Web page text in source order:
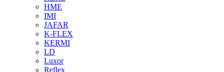
HME
IMI
JAFAR
K-FLEX
KERMI
LD
Luxor
Reflex